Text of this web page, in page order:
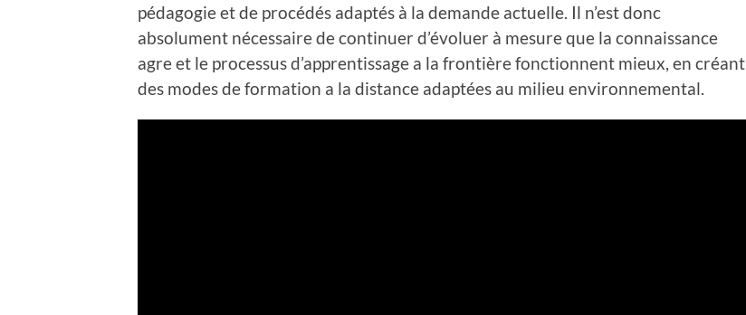
pédagogie et de procédés adaptés à la demande actuelle. Il n’est donc
absolument nécessaire de continuer d’évoluer à mesure que la connaissance
agre et le processus d’apprentissage a la frontière fonctionnent mieux, en créant
des modes de formation a la distance adaptées au milieu environnemental.